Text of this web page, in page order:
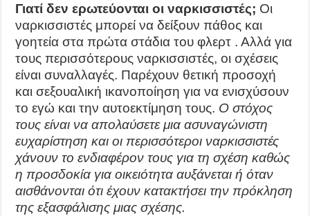
Γιατί δεν ερωτεύονται οι ναρκισσιστές; Οι
ναρκισσιστές μπορεί να δείξουν πάθος και
γοητεία στα πρώτα στάδια του φλερτ . Αλλά για
τους περισσότερους ναρκισσιστές, οι σχέσεις
είναι συναλλαγές. Παρέχουν θετική προσοχή
και σεξουαλική ικανοποίηση για να ενισχύσουν
το εγώ και την αυτοεκτίμηση τους. Ο στόχος
τους είναι να απολαύσετε μια ασυναγώνιστη
ευχαρίστηση και οι περισσότεροι ναρκισσιστές
χάνουν το ενδιαφέρον τους για τη σχέση καθώς
η προσδοκία για οικειότητα αυξάνεται ή όταν
αισθάνονται ότι έχουν κατακτήσει την πρόκληση
της εξασφάλισης μιας σχέσης.